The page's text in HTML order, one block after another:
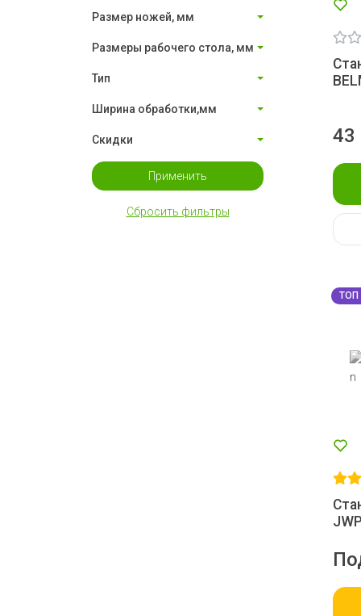
Размер ножей, мм
Размеры рабочего стола, мм
Тип
Ширина обработки,мм
Скидки
Применить
Сбросить фильтры
ТОП